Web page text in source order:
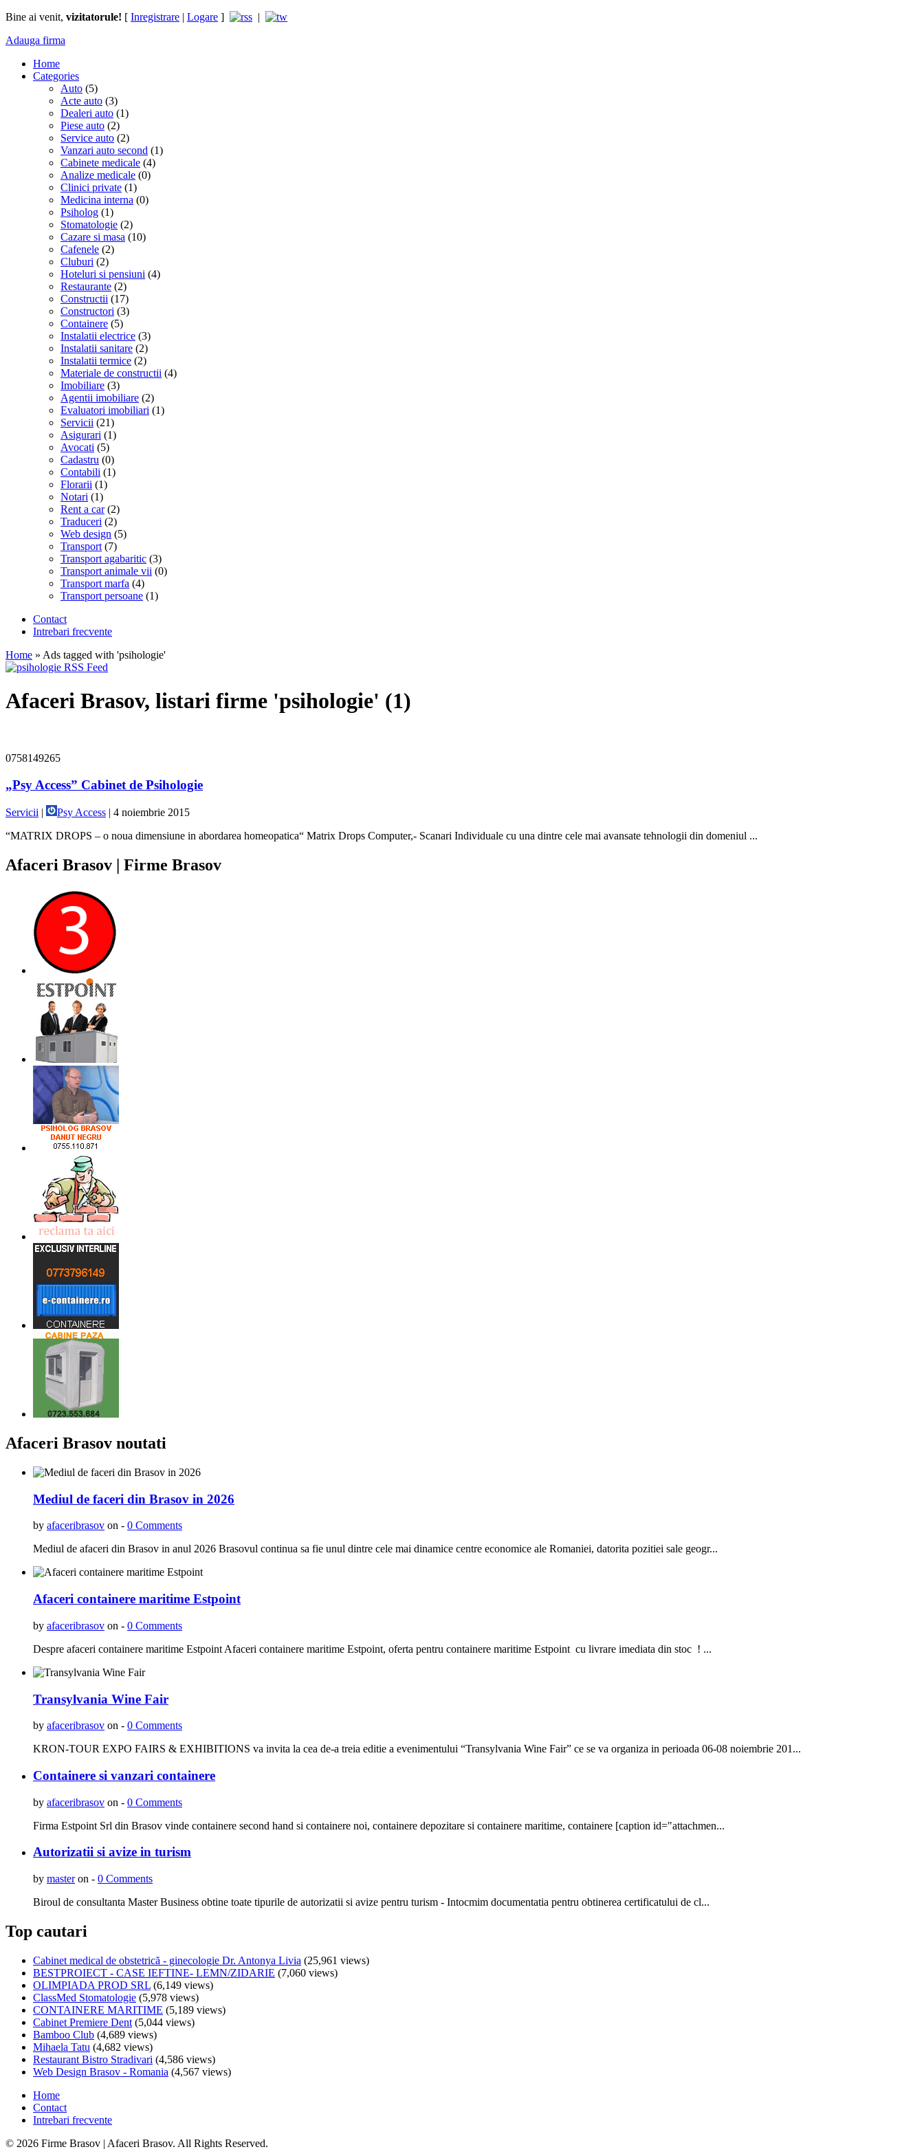
Bine ai venit, vizitatorule! [ Inregistrare | Logare ]
|
Adauga firma
Home
Categories
Auto (5)
Acte auto (3)
Dealeri auto (1)
Piese auto (2)
Service auto (2)
Vanzari auto second (1)
Cabinete medicale (4)
Analize medicale (0)
Clinici private (1)
Medicina interna (0)
Psiholog (1)
Stomatologie (2)
Cazare si masa (10)
Cafenele (2)
Cluburi (2)
Hoteluri si pensiuni (4)
Restaurante (2)
Constructii (17)
Constructori (3)
Containere (5)
Instalatii electrice (3)
Instalatii sanitare (2)
Instalatii termice (2)
Materiale de constructii (4)
Imobiliare (3)
Agentii imobiliare (2)
Evaluatori imobiliari (1)
Servicii (21)
Asigurari (1)
Avocati (5)
Cadastru (0)
Contabili (1)
Florarii (1)
Notari (1)
Rent a car(2)
Traduceri (2)
Web design (5)
Transport (7)
Transport agabaritic (3)
Transport animale vii (0)
Transport marfa (4)
Transport persoane (1)
Contact
Intrebari frecvente
Home » Ads tagged with 'psihologie'
Afaceri Brasov, listari firme 'psihologie' (1)
0758149265
„Psy Access” Cabinet de Psihologie
Servicii | Psy Access | 4 noiembrie 2015
“MATRIX DROPS – o noua dimensiune in abordarea homeopatica“ Matrix Drops Computer,- Scanari Individuale cu una dintre cele mai avansate tehnologii din domeniul ...
Afaceri Brasov | Firme Brasov
Afaceri Brasov noutati
Mediul de faceri din Brasov in 2026
by afaceribrasov on - 0 Comments
Mediul de afaceri din Brasov in anul 2026 Brasovul continua sa fie unul dintre cele mai dinamice centre economice ale Romaniei, datorita pozitiei sale geogr...
Afaceri containere maritime Estpoint
by afaceribrasov on - 0 Comments
Despre afaceri containere maritime Estpoint Afaceri containere maritime Estpoint, oferta pentru containere maritime Estpoint cu livrare imediata din stoc ! ...
Transylvania Wine Fair
by afaceribrasov on - 0 Comments
KRON-TOUR EXPO FAIRS & EXHIBITIONS va invita la cea de-a treia editie a evenimentului “Transylvania Wine Fair” ce se va organiza in perioada 06-08 noiembrie 201...
Containere si vanzari containere
by afaceribrasov on - 0 Comments
Firma Estpoint Srl din Brasov vinde containere second hand si containere noi, containere depozitare si containere maritime, containere [caption id="attachmen...
Autorizatii si avize in turism
by masteron - 0 Comments
Biroul de consultanta Master Business obtine toate tipurile de autorizatii si avize pentru turism - Intocmim documentatia pentru obtinerea certificatului de cl...
Top cautari
Cabinet medical de obstetrică - ginecologie Dr. Antonya Livia (25,961 views)
BESTPROIECT - CASE IEFTINE- LEMN/ZIDARIE (7,060 views)
OLIMPIADA PROD SRL (6,149 views)
ClassMed Stomatologie (5,978 views)
CONTAINERE MARITIME (5,189 views)
Cabinet Premiere Dent (5,044 views)
Bamboo Club (4,689 views)
Mihaela Tatu (4,682 views)
Restaurant Bistro Stradivari (4,586 views)
Web Design Brasov - Romania (4,567 views)
Home
Contact
Intrebari frecvente
© 2026 Firme Brasov | Afaceri Brasov. All Rights Reserved.